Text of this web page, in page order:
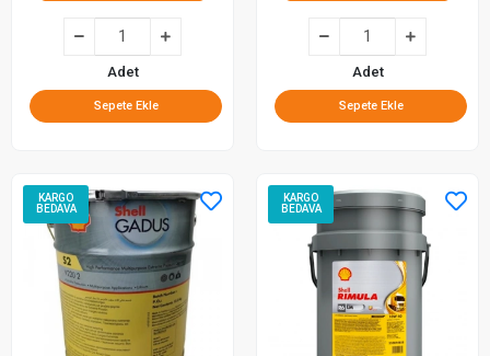
Adet
Sepete Ekle
Adet
Sepete Ekle
KARGO
BEDAVA
KARGO
BEDAVA